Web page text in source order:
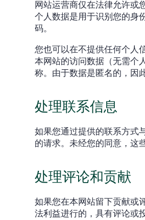
网站运营商仅在法律允许或
个人数据是用于识别您的
码。
您也可以在不提供任何个人
本网站的访问数据（无需个
称。由于数据是匿名的，因
处理联系信息
如果您通过提供的联系方式
的请求。未经您的同意，这
处理评论和贡献
如果您在本网站留下贡献或
法利益进行的，具有评论或